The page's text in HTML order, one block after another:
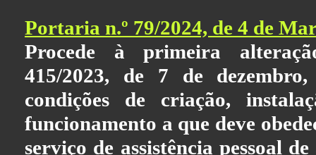
Portaria n.º 79/2024, de 4 de
Procede à primeira
415/2023, de 7 de dezembro,
condições de criação,
funcionamento a que deve
serviço de assistência pessoal